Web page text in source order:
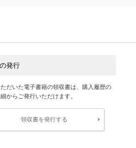
発行
だいた電子書籍の領収書は、購入履歴の
からご発行いただけます。
領収書を発行する